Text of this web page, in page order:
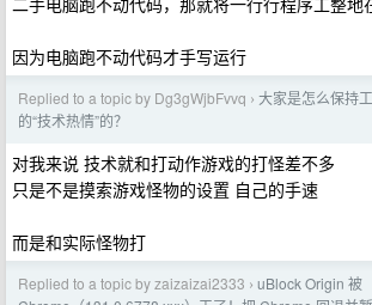
因为电脑跑不动代码才手写运行
Replied to a topic by Dg3gWjbFvvq › 大家是怎么保持
的“技术热情”的？
对我来说 技术就和打动作游戏的打怪差不多
只是不是摸索游戏怪物的设置 自己的手速
而是和实际怪物打
Replied to a topic by zaizaizai2333 › uBlock Origin 被